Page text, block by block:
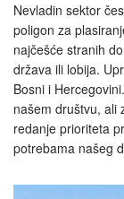
Nevladin sektor
poligon za
najčešće stranih
država ili lobija.
Bosni i
našem društvu, ali
redanje prioriteta
potrebama našeg